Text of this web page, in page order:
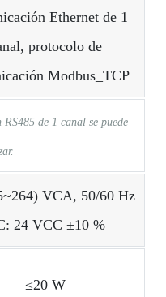
Ethernet de 1
protocolo de
Modbus_TCP
de 1 canal se puede
VCA, 50/60 Hz
24 VCC ±10 %
≤20 W